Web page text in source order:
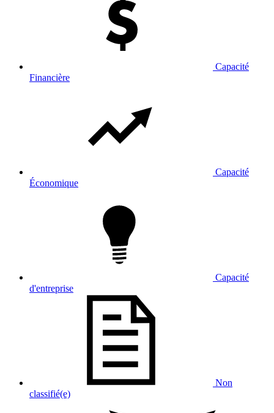
Capacité
Financière
Capacité
Économique
Capacité
d'entreprise
Non
classifié(e)